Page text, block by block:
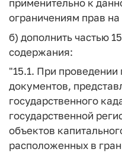
применительно к
ограничениям прав
б) дополнить частью
содержания:
"15.1. При проведении
документов,
государственного
государственной
объектов
расположенных в